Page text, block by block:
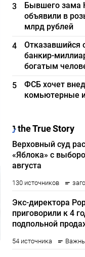
3
Бывшего зама
объявили в
млрд рублей
4
Отказавшийся
банкир-
богатым
5
ФСБ хочет
комьютерные